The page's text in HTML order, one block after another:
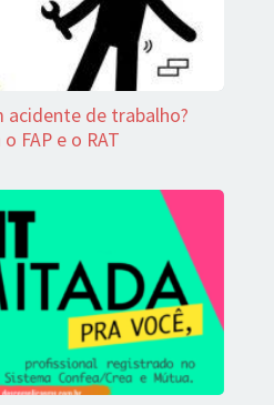
acidente de trabalho?
FAP e o RAT